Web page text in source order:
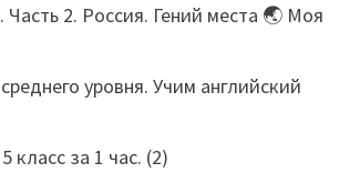
2. Россия. Гений места 🌏 Моя
уровня. Учим английский
класс за 1 час. (2)